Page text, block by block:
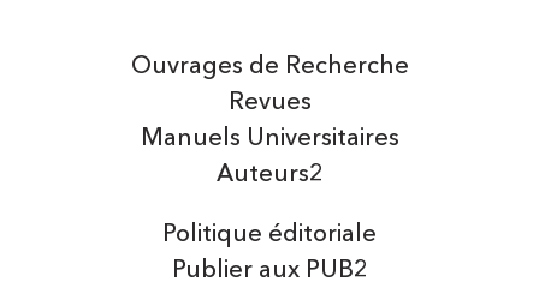
Auteurs2
Manuels Universitaires
Ouvrages de Recherche
Revues
Politique éditoriale
Publier aux PUB2